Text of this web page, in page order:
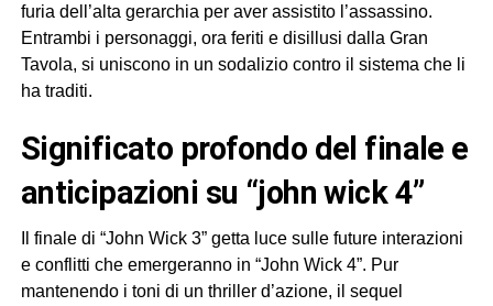
furia dell’alta gerarchia per aver assistito l’assassino.
Entrambi i personaggi, ora feriti e disillusi dalla Gran
Tavola, si uniscono in un sodalizio contro il sistema che li
ha traditi.
significato profondo del finale e
anticipazioni su “john wick 4”
Il finale di “John Wick 3” getta luce sulle future interazioni
e conflitti che emergeranno in “John Wick 4”. Pur
mantenendo i toni di un thriller d’azione, il sequel